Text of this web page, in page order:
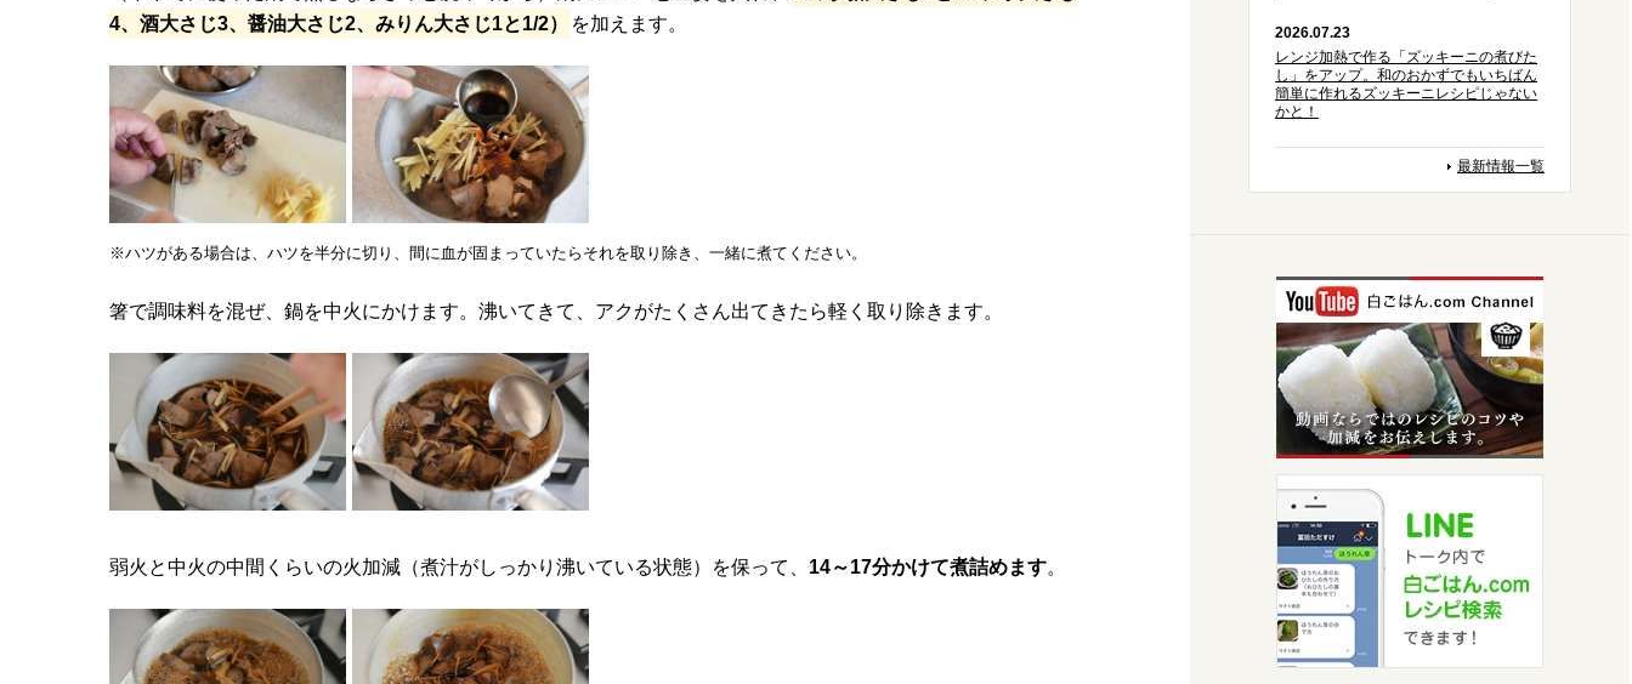
4、酒大さじ3、醤油大さじ2、みりん大さじ1と1/2）
を加えます。
※ハツがある場合は、ハツを半分に切り、間に血が固まっていたらそれを取り除き、一緒に煮てください。
箸で調味料を混ぜ、鍋を中火にかけます。沸いてきて、アクがたくさん出てきたら軽く取り除きます。
弱火と中火の中間くらいの火加減（煮汁がしっかり沸いている状態）を保って、 14～17分かけて煮詰めます。
2026.07.23
レンジ加熱で作る「ズッキーニの煮びた
し」をアップ。和のおかずでもいちばん
簡単に作れるズッキーニレシピじゃない
かと！
最新情報一覧